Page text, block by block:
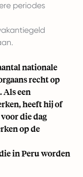
periodes
nationale
recht op
Als een
heeft hij of
die dag
op de
in Peru worden